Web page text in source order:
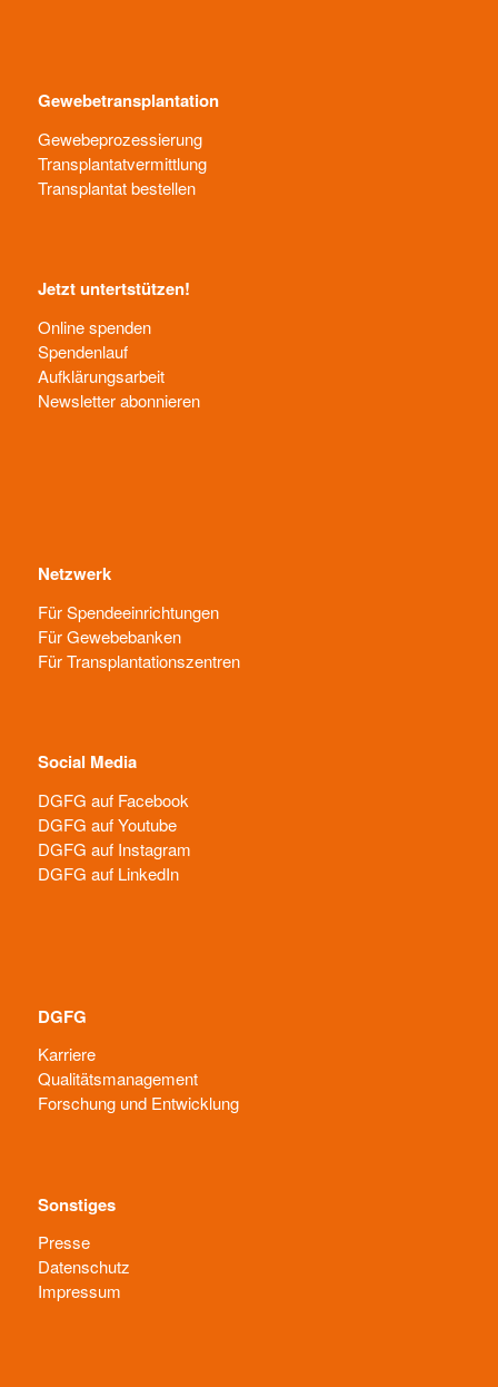
Gewebetransplantation
Gewebeprozessierung
Transplantatvermittlung
Transplantat bestellen
Jetzt untertstützen!
Online spenden
Spendenlauf
Aufklärungsarbeit
Newsletter abonnieren
Netzwerk
Für Spendeeinrichtungen
Für Gewebebanken
Für Transplantationszentren
Social Media
DGFG auf Facebook
DGFG auf Youtube
DGFG auf Instagram
DGFG auf LinkedIn
DGFG
Karriere
Qualitätsmanagement
Forschung und Entwicklung
Sonstiges
Presse
Datenschutz
Impressum